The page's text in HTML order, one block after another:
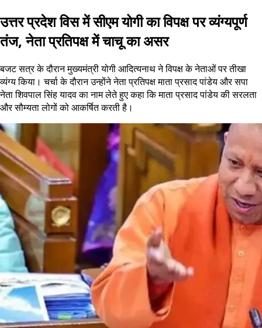
उत्तर प्रदेश विस में सीएम योगी का विपक्ष पर व्यंग्यपूर्ण
तंज, नेता प्रतिपक्ष में चाचू का असर
बजट सत्र के दौरान मुख्यमंत्री योगी आदित्यनाथ ने विपक्ष के नेताओं पर तीखा
व्यंग्य किया। चर्चा के दौरान उन्होंने नेता प्रतिपक्ष माता प्रसाद पांडेय और सपा
नेता शिवपाल सिंह यादव का नाम लेते हुए कहा कि माता प्रसाद पांडेय की सरलता
और सौम्यता लोगों को आकर्षित करती है।